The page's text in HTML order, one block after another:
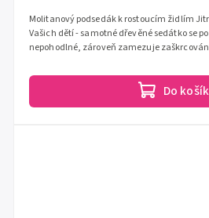
Do
Molitanový podsedák k rostoucím židlím
Vašich dětí - samotné dřevěné sedátko se
nepohodlné, zároveň zamezuje